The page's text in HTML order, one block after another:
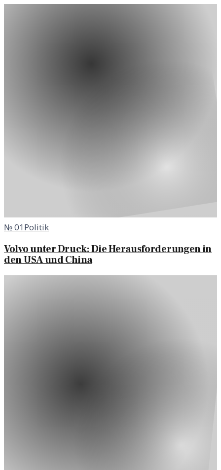
№01Politik
Volvo unter Druck: Die Herausforderungen in
den USA und China